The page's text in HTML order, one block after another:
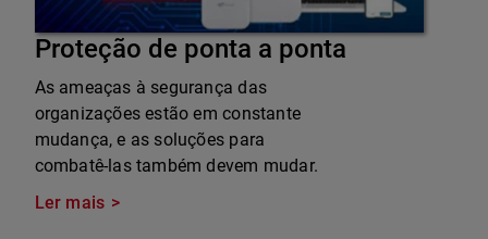
Proteção de ponta a ponta
As ameaças à segurança das
organizações estão em constante
mudança, e as soluções para
combatê-las também devem mudar.
Ler mais